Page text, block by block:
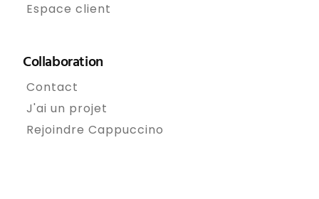
Espace client
Collaboration
Contact
J'ai un projet
Rejoindre Cappuccino